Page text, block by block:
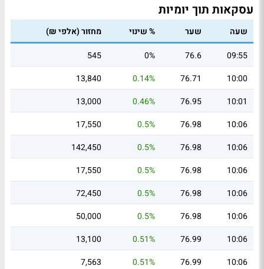
עסקאות תוך יומיות
שעה שער % שינוי
מחזור (אלפי ₪)
09:55
76.6
0%
545
10:00
76.71
0.14%
13,840
10:01
76.95
0.46%
13,000
10:06
76.98
0.5%
17,550
10:06
76.98
0.5%
142,450
10:06
76.98
0.5%
17,550
10:06
76.98
0.5%
72,450
10:06
76.98
0.5%
50,000
10:06
76.99
0.51%
13,100
10:06
76.99
0.51%
7,563